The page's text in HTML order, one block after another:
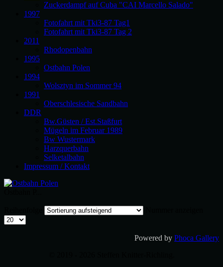
Zuckerdampf auf Cuba "CAI Marcello Salado"
1997
Fotofahrt mit Tki3-87 Tag1
Fotofahrt mit Tki3-87 Tag 2
2011
Rhodopenbahn
1995
Ostbahn Polen
1994
Wolsztyn im Sommer 94
1991
Oberschlesische Sandbahn
DDR
Bw.Güsten / Est.Staßfurt
Mügeln im Februar 1989
Bw Wustermark
Harzquerbahn
Selketalbahn
Impressum / Kontakt
Powered by Phoca Gallery